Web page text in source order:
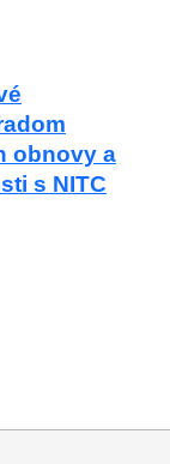
obnovy a
s NITC